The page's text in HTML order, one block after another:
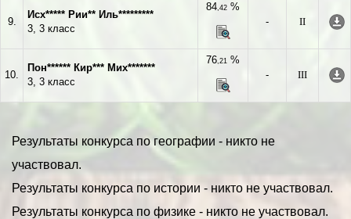
9.
Исх***** Рии** Иль*********
3, 3 класс
84,42 %
-
II
10.
Пон****** Кир*** Мих*******
3, 3 класс
76,21 %
-
III
Результаты конкурса по географии - никто не
участвовал.
Результаты конкурса по истории - никто не участвовал.
Результаты конкурса по физике - никто не участвовал.